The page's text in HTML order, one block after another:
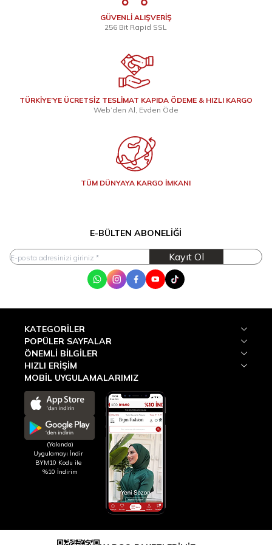
GÜVENLİ ALIŞVERİŞ
256 Bit Rapid SSL
TÜRKİYE’YE ÜCRETSİZ TESLİMAT KAPIDA ÖDEME & HIZLI KARGO
Web’den Al, Evden Öde
TÜM DÜNYAYA KARGO İMKANI
E-BÜLTEN ABONELIĞI
Kayıt Ol
WhatsApp
InstagramFacebook
YoutubeTik Tok
KATEGORILER
POPÜLER SAYFALAR
ÖNEMLI BILGILER
HIZLI ERIŞIM
MOBİL UYGULAMALARIMIZ
(Yakında)
Uygulamayı İndir
BYM10 Kodu ile
%10 İndirim